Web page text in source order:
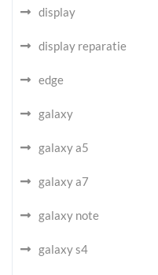
display
display reparatie
edge
galaxy
galaxy a5
galaxy a7
galaxy note
galaxy s4